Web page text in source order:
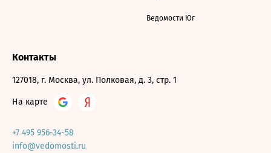
Ведомости Юг
Контакты
127018, г. Москва, ул. Полковая, д. 3, стр. 1
На карте
+7 495 956-34-58
info@vedomosti.ru